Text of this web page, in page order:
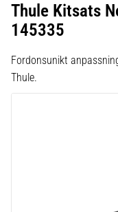
Thule Kitsats
145335
Fordonsunikt
Thule.